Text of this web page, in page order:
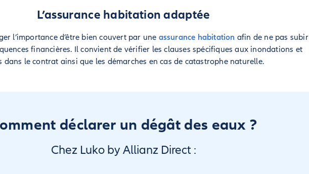
L’assurance habitation adaptée
l’importance d’être bien couvert par une assurance habitation afin de ne pas subir
financières. Il convient de vérifier les clauses spécifiques aux inondations et
dans le contrat ainsi que les démarches en cas de catastrophe naturelle.
déclarer un dégât des eaux ?
Chez Luko by Allianz Direct :